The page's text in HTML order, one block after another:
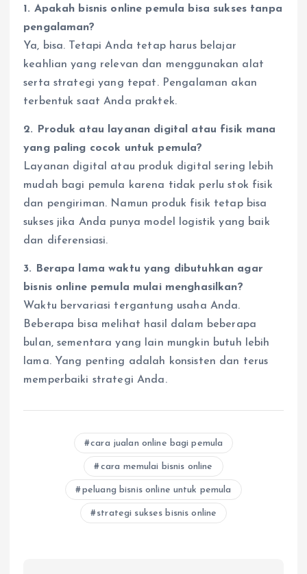
1. Apakah bisnis online pemula bisa sukses tanpa
pengalaman?
Ya, bisa. Tetapi Anda tetap harus belajar
keahlian yang relevan dan menggunakan alat
serta strategi yang tepat. Pengalaman akan
terbentuk saat Anda praktek.
2. Produk atau layanan digital atau fisik mana
yang paling cocok untuk pemula?
Layanan digital atau produk digital sering lebih
mudah bagi pemula karena tidak perlu stok fisik
dan pengiriman. Namun produk fisik tetap bisa
sukses jika Anda punya model logistik yang baik
dan diferensiasi.
3. Berapa lama waktu yang dibutuhkan agar
bisnis online pemula mulai menghasilkan?
Waktu bervariasi tergantung usaha Anda.
Beberapa bisa melihat hasil dalam beberapa
bulan, sementara yang lain mungkin butuh lebih
lama. Yang penting adalah konsisten dan terus
memperbaiki strategi Anda.
cara jualan online bagi pemula
cara memulai bisnis online
peluang bisnis online untuk pemula
strategi sukses bisnis online